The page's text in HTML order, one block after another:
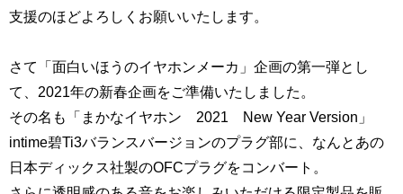
支援のほどよろしくお願いいたします。
さて「面白いほうのイヤホンメーカ」企画の第一弾とし
て、2021年の新春企画をご準備いたしました。
その名も「まかなイヤホン 2021 New Year Version」
intime碧Ti3バランスバージョンのプラグ部に、なんとあの
日本ディックス社製のOFCプラグをコンバート。